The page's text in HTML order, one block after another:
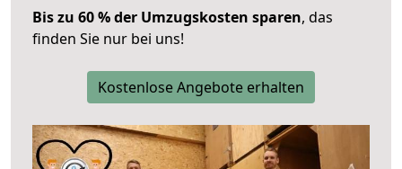
Bis zu 60 % der Umzugskosten sparen, das
finden Sie nur bei uns!
Kostenlose Angebote erhalten